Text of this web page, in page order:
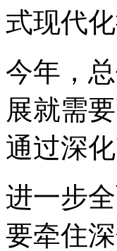
式现代
今年，
展就需
通过深
进一步
要牵住